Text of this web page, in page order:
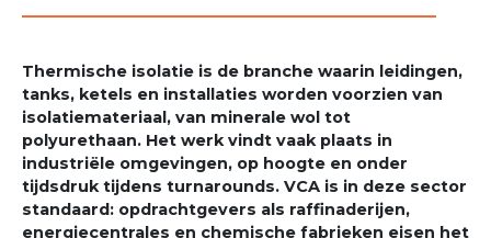
Thermische isolatie is de branche waarin leidingen,
tanks, ketels en installaties worden voorzien van
isolatiemateriaal, van minerale wol tot
polyurethaan. Het werk vindt vaak plaats in
industriële omgevingen, op hoogte en onder
tijdsdruk tijdens turnarounds. VCA is in deze sector
standaard: opdrachtgevers als raffinaderijen,
energiecentrales en chemische fabrieken eisen het